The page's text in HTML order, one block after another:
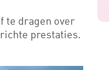
te dragen over
prestaties.